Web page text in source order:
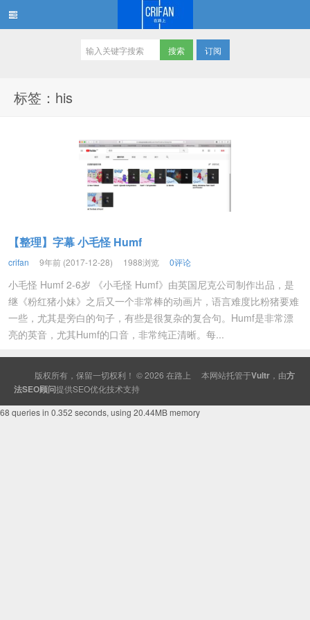
订阅
标签：his
【整理】字幕 小毛怪 Humf
crifan 9年前 (2017-12-28) 1988浏览 0评论
小毛怪 Humf 2-6岁 《小毛怪 Humf》由英国尼克公司制作出品，是
继《粉红猪小妹》之后又一个非常棒的动画片，语言难度比粉猪要难
一些，尤其是旁白的句子，有些是很复杂的复合句。Humf是非常漂
亮的英音，尤其Humf的口音，非常纯正清晰。每...
版权所有，保留一切权利！ © 2026 在路上 本网站托管于Vultr ，由方
法SEO顾问提供SEO优化技术支持
68 queries in 0.352 seconds, using 20.44MB memory